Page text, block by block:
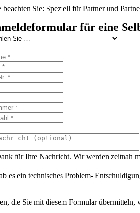
beachten Sie: Speziell für Partner und
für eine
für Ihre Nachricht. Wir werden zeitnah
es ein technisches Problem-
die Sie mit diesem Formular übermitteln,